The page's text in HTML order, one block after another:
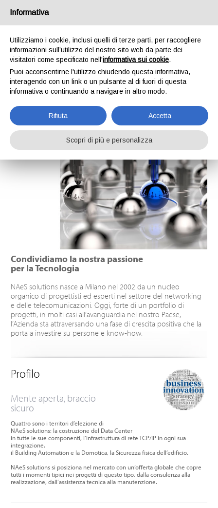
IT/EN
Menu
Home Azienda
Azienda
Condividiamo la nostra passione
per la Tecnologia
NAeS solutions nasce a Milano nel 2002 da un nucleo
organico di progettisti ed esperti nel settore del networking
e delle telecomunicazioni. Oggi, forte di un portfolio di
progetti, in molti casi all’avanguardia nel nostro Paese,
l’Azienda sta attraversando una fase di crescita positiva che la
porta a investire su persone e know-how.
Profilo
Mente aperta, braccio
sicuro
Quattro sono i territori d’elezione di
NAeS solutions: la costruzione del Data Center
in tutte le sue componenti, l’infrastruttura di rete TCP/IP in ogni sua
integrazione,
il Building Automation e la Domotica, la Sicurezza fisica dell’edificio.
NAeS solutions si posiziona nel mercato con un’offerta globale che copre
tutti i momenti tipici nei progetti di questo tipo, dalla consulenza alla
realizzazione, dall’assistenza tecnica alla manutenzione.
Informativa
Utilizziamo i cookie, inclusi quelli di terze parti, per raccogliere
informazioni sull’utilizzo del nostro sito web da parte dei
visitatori come specificato nell'informativa sui cookie.
Puoi acconsentirne l'utilizzo chiudendo questa informativa,
interagendo con un link o un pulsante al di fuori di questa
informativa o continuando a navigare in altro modo.
Rifiuta Accetta
Scopri di più e personalizza